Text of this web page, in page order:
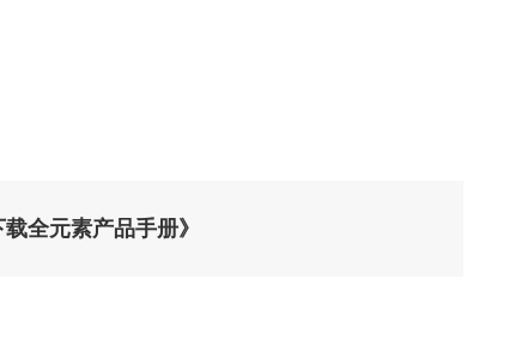
载全元素产品手册》